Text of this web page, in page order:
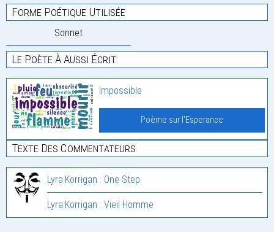
Forme Poétique Utilisée
Sonnet
Le Poète À Aussi Écrit:
Impossible
Poème sur l'Esperance
Texte Des Commentateurs
Lyra.Korrigan : One Step
Lyra.Korrigan : Vieil Homme